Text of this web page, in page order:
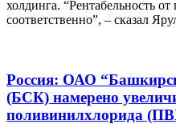
холдинга. “Рентабельность
соответственно”, – сказал
Россия: ОАО
(БСК) намерено
поливинилхлорида